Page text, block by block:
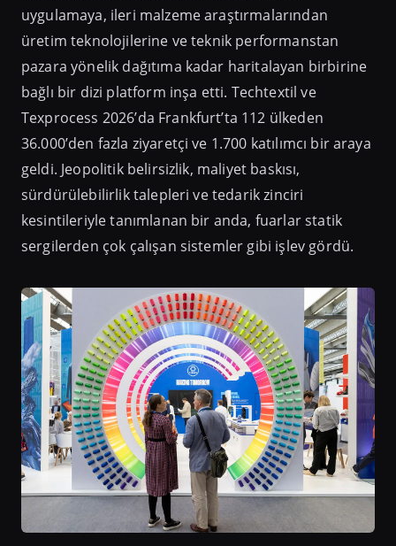
uygulamaya, ileri malzeme araştırmalarından
üretim teknolojilerine ve teknik performanstan
pazara yönelik dağıtıma kadar haritalayan birbirine
bağlı bir dizi platform inşa etti. Techtextil ve
Texprocess 2026’da Frankfurt’ta 112 ülkeden
36.000’den fazla ziyaretçi ve 1.700 katılımcı bir araya
geldi. Jeopolitik belirsizlik, maliyet baskısı,
sürdürülebilirlik talepleri ve tedarik zinciri
kesintileriyle tanımlanan bir anda, fuarlar statik
sergilerden çok çalışan sistemler gibi işlev gördü.